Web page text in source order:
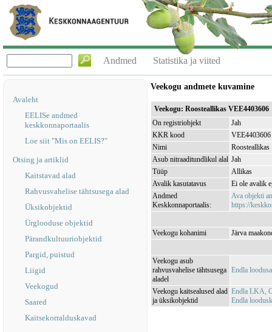
Andmed Statistika ja viited
Avaleht
EELISe andmed
keskkonnaportaalis
Loe siit "Mis on EELIS?"
Otsing ja artiklid
Kaitstavad alad
Rahvusvahelise tähtsusega alad
Üksikobjektid
Ürglooduse objektid
Pärandkultuuriobjektid
Pargid, puistud
Liigid
Veekogud
Saared
Kaitsekorralduskavad
Veekogu andmete kuvamine
Veekogu: Roosteallikas VEE4403606
On registriobjekt
Jah
KKR kood
VEE4403606
Nimi
Roosteallikas
Asub nitraaditundlikul alal Jah
Tüüp
Allikas
Avalik kasutatavus
Ei ole avalik
Andmed
Keskkonnaportaalis:
Ava objekti
https://
Veekogu kohanimi Järva
Veekogu asub
rahvusvahelise tähtsusega
aladel
Endla
Veekogu kaitsealused alad
ja üksikobjektid
Endla LKA,
Endla